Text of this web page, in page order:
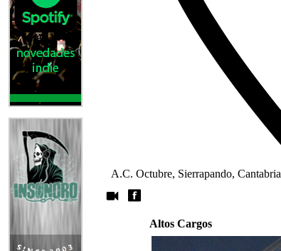
A.C. Octubre, Sierrapando, Cantabria
Altos Cargos